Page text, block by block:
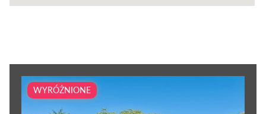
WYRÓŻNIONE